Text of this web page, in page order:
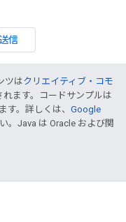
信
ツはクリエイティブ・コモ
れます。コードサンプルは
す。詳しくは、 Google
。Java は Oracle および関